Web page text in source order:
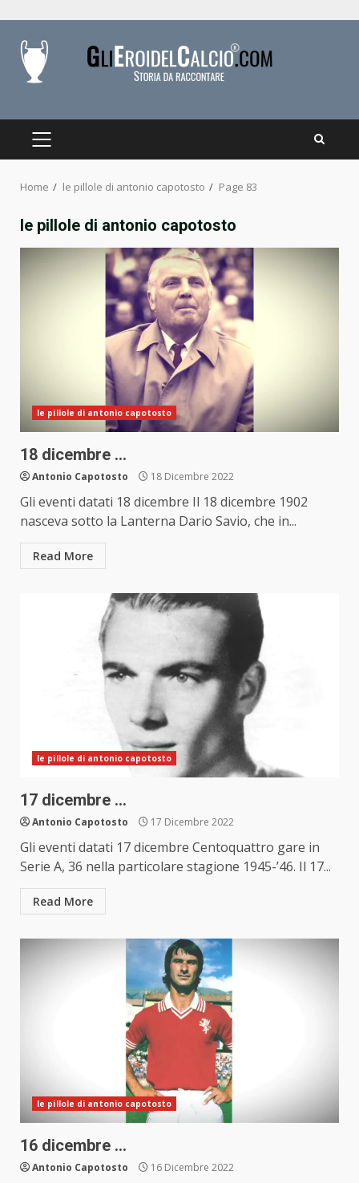
content
PRIMARY
Home le pillole di antonio capotosto Page 83
le pillole di antonio capotosto
le pillole di antonio capotosto
18 dicembre …
Antonio Capotosto 18 Dicembre 2022
Gli eventi datati 18 dicembre Il 18 dicembre 1902
nasceva sotto la Lanterna Dario Savio, che in...
Read More
le pillole di antonio capotosto
17 dicembre …
Antonio Capotosto 17 Dicembre 2022
Gli eventi datati 17 dicembre Centoquattro gare in
Serie A, 36 nella particolare stagione 1945-’46. Il 17...
Read More
le pillole di antonio capotosto
16 dicembre …
Antonio Capotosto 16 Dicembre 2022